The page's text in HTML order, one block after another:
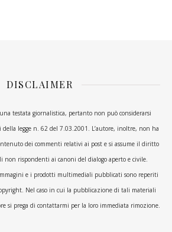
DISCLAIMER
testata giornalistica, pertanto non può considerarsi
legge n. 62 del 7.03.2001. L’autore, inoltre, non ha
dei commenti relativi ai post e si assume il diritto
non rispondenti ai canoni del dialogo aperto e civile.
e i prodotti multimediali pubblicati sono reperiti
Nel caso in cui la pubblicazione di tali materiali
si prega di contattarmi per la loro immediata rimozione.